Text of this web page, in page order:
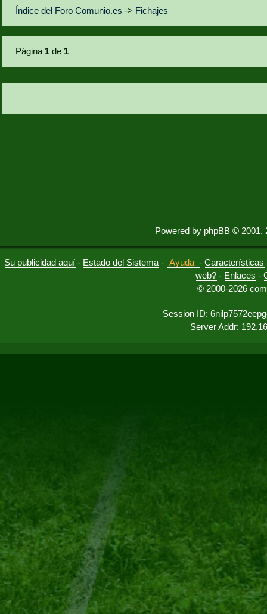
Índice del Foro Comunio.es -> Fichajes
Página 1 de 1
Powered by phpBB © 2001,
Su publicidad aquí - Estado del Sistema - Ayuda -Características
web? - Enlaces -
© 2000-2026
Session ID:
Server Addr: